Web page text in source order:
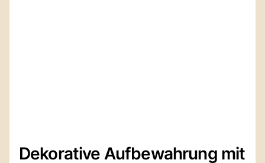
Dekorative Aufbewahrung mit